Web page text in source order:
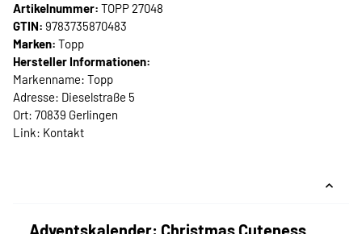
Artikelnummer: TOPP 27048
GTIN: 9783735870483
Marken: Topp
Hersteller Informationen:
Markenname: Topp
Adresse: Dieselstraße 5
Ort: 70839 Gerlingen
Link: Kontakt
Adventskalender: Christmas Cuteness